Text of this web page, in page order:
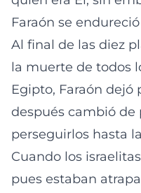
Faraón se
Al final de las diez
la muerte de todos
Egipto, Faraón dejó
después cambió de
perseguirlos hasta
Cuando los
pues estaban